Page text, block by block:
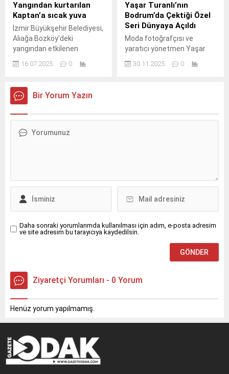
Yangından kurtarılan
Kaptan’a sıcak yuva
İzmir Büyükşehir Belediyesi,
Aliağa Bozköy'deki
yangından etkilenen
sağlığına hem de sıcak bir
16.07.2025 0
Yaşar Turanlı’nın
Bodrum’da Çektiği Özel
Seri Dünyaya Açıldı
Moda fotoğrafçısı ve
yaratıcı yönetmen Yaşar
Hotel'de gerçekleştirdiği
30.11.2025 0
Bir Yorum Yazın
Daha sonraki yorumlarımda kullanılması için adım, e-posta adresim
ve site adresim bu tarayıcıya kaydedilsin.
Ziyaretçi Yorumları - 0 Yorum
Henüz yorum yapılmamış.